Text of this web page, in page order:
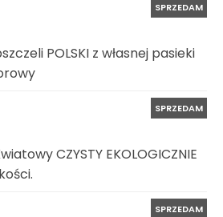
SPRZEDAM
POLSKI z własnej pasieki
SPRZEDAM
CZYSTY EKOLOGICZNIE
SPRZEDAM